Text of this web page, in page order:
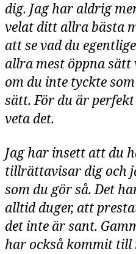
dig. Jag har aldrig
velat ditt allra bästa
att se vad du
allra mest öppna
om du inte tyckte
sätt. För du är
veta det.
Jag har insett att du
tillrättavisar dig och
som du gör så. Det
alltid duger, att
det inte är sant.
har också kommit till